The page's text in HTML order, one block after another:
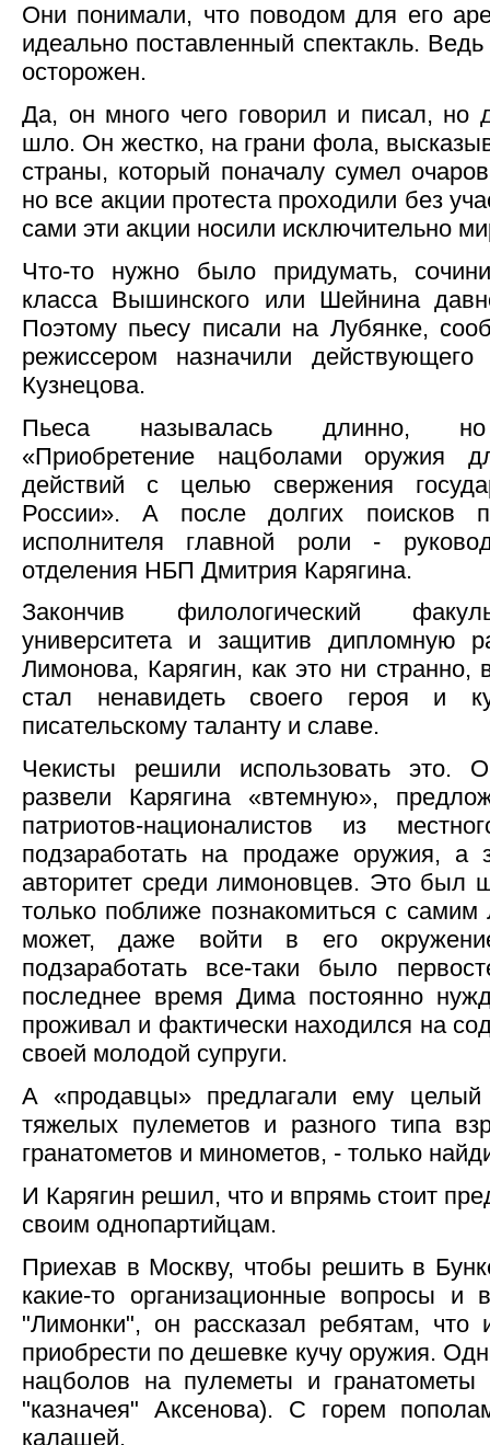
Они понимали, что поводом для его
идеально поставленный спектакль.
осторожен.
Да, он много чего говорил и писал, но
шло. Он жестко, на грани фола,
страны, который поначалу сумел
но все акции протеста проходили без
сами эти акции носили исключительно
Что-то нужно было придумать,
класса Вышинского или Шейнина
Поэтому пьесу писали на Лубянке,
режиссером назначили
Кузнецова.
Пьеса называлась длинно, но
«Приобретение нацболами оружия
действий с целью свержения
России». А после долгих поисков
исполнителя главной роли -
отделения НБП Дмитрия Карягина.
Закончив филологический
университета и защитив дипломную
Лимонова, Карягин, как это ни
стал ненавидеть своего героя и
писательскому таланту и славе.
Чекисты решили использовать это.
развели Карягина «втемную»,
патриотов-националистов из
подзаработать на продаже оружия, а
авторитет среди лимоновцев. Это был
только поближе познакомиться с
может, даже войти в его
подзаработать все-таки было
последнее время Дима постоянно
проживал и фактически находился на
своей молодой супруги.
А «продавцы» предлагали ему
тяжелых пулеметов и разного типа
гранатометов и минометов, - только
И Карягин решил, что и впрямь стоит
своим однопартийцам.
Приехав в Москву, чтобы решить в
какие-то организационные вопросы и
"Лимонки", он рассказал ребятам, что
приобрести по дешевке кучу оружия.
нацболов на пулеметы и
"казначея" Аксенова). С горем
калашей.